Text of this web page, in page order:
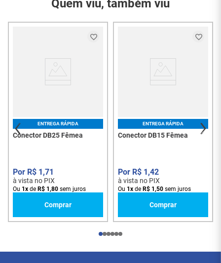
Conteúdo da
01 - Conector DB15
3 Meses
Quem viu, também viu
ENTREGA RÁPIDA
Conector DB25 Fêmea
R$ 1,71
à vista no PIX
Ou 1x de R$ 1 ,80 sem juros
Comprar
ENTREGA RÁPIDA
Conector DB15 Fêmea
R$ 1,42
à vista no PIX
Ou 1x de R$ 1 ,50 sem juros
Comprar